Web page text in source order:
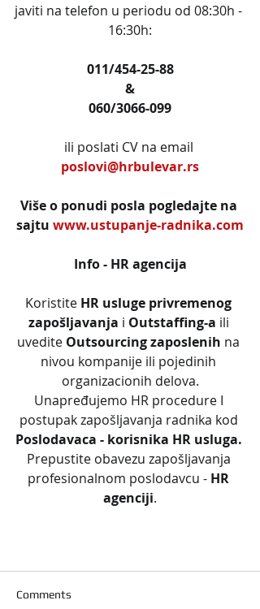
javiti na telefon u periodu od 08:30h -
16:30h:
011/454-25-88
&
060/3066-099
ili poslati CV na email
poslovi@hrbulevar.rs
Više o ponudi posla pogledajte na
sajtu www.ustupanje-radnika.com
Info - HR agencija
Koristite HR usluge privremenog
zapošljavanja i Outstaffing-a ili
uvedite Outsourcing zaposlenih na
nivou kompanije ili pojedinih
organizacionih delova.
Unapređujemo HR procedure I
postupak zapošljavanja radnika kod
Poslodavaca - korisnika HR usluga.
Prepustite obavezu zapošljavanja
profesionalnom poslodavcu - HR
agenciji.
Comments